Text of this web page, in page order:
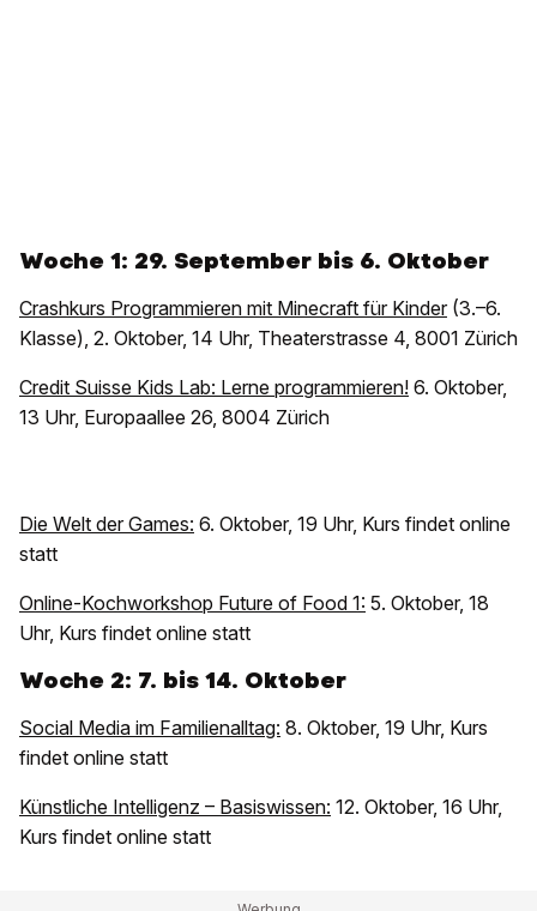
Woche 1: 29. September bis 6. Oktober
Crashkurs Programmieren mit Minecraft für Kinder (3.–6.
Klasse), 2. Oktober, 14 Uhr, Theaterstrasse 4, 8001 Zürich
Credit Suisse Kids Lab: Lerne programmieren! 6. Oktober,
13 Uhr, Europaallee 26, 8004 Zürich
Die Welt der Games: 6. Oktober, 19 Uhr, Kurs findet online
statt
Online-Kochworkshop Future of Food 1: 5. Oktober, 18
Uhr, Kurs findet online statt
Woche 2: 7. bis 14. Oktober
Social Media im Familienalltag: 8. Oktober, 19 Uhr, Kurs
findet online statt
Künstliche Intelligenz – Basiswissen: 12. Oktober, 16 Uhr,
Kurs findet online statt